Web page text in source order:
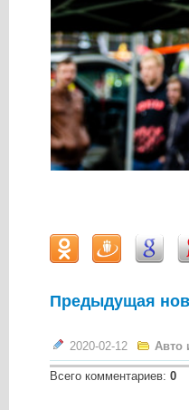
Предыдущая
2020-02-12 Авто
Всего комментариев: 0